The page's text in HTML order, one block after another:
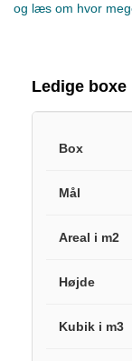
og læs om hvor
Ledige boxe